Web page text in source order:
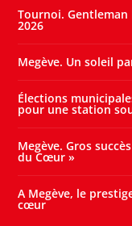
Tournoi. Gentleman
2026
Megève. Un soleil
Élections
pour une station
Megève. Gros
du Cœur »
A Megève, le
cœur